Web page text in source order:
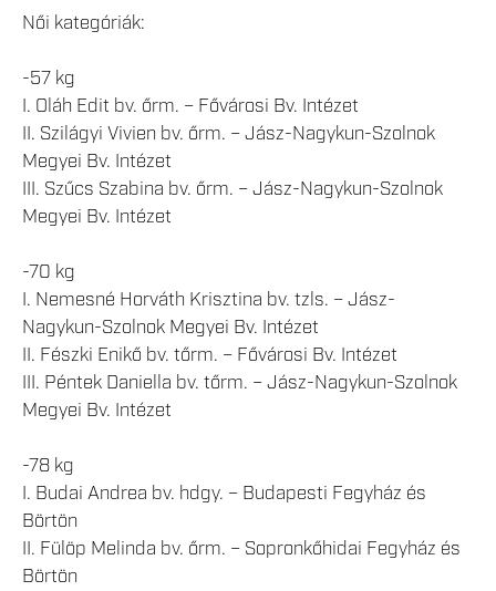
Női kategóriák:
-57 kg
I. Oláh Edit bv. őrm. – Fővárosi Bv. Intézet
II. Szilágyi Vivien bv. őrm. – Jász-Nagykun-Szolnok
Megyei Bv. Intézet
III. Szűcs Szabina bv. őrm. – Jász-Nagykun-Szolnok
Megyei Bv. Intézet
-70 kg
I. Nemesné Horváth Krisztina bv. tzls. – Jász-
Nagykun-Szolnok Megyei Bv. Intézet
II. Fészki Enikő bv. tőrm. – Fővárosi Bv. Intézet
III. Péntek Daniella bv. tőrm. – Jász-Nagykun-Szolnok
Megyei Bv. Intézet
-78 kg
I. Budai Andrea bv. hdgy. – Budapesti Fegyház és
Börtön
II. Fülöp Melinda bv. őrm. – Sopronkőhidai Fegyház és
Börtön